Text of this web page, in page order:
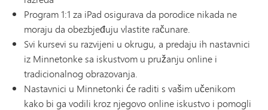
Program 1:1 za iPad osigurava da porodice nikada ne
moraju da obezbjeđuju vlastite računare.
Svi kursevi su razvijeni u okrugu, a predaju ih nastavnici
iz Minnetonke sa iskustvom u pružanju online i
tradicionalnog obrazovanja.
Nastavnici u Minnetonki će raditi s vašim učenikom
kako bi ga vodili kroz njegovo online iskustvo i pomogli